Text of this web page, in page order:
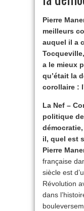
Pierre
meilleurs
auquel il a
a le mieux
qu’était la
corollaire :
La Nef –
politique
il, quel est
Pierre
française
siècle est
Révolution
dans